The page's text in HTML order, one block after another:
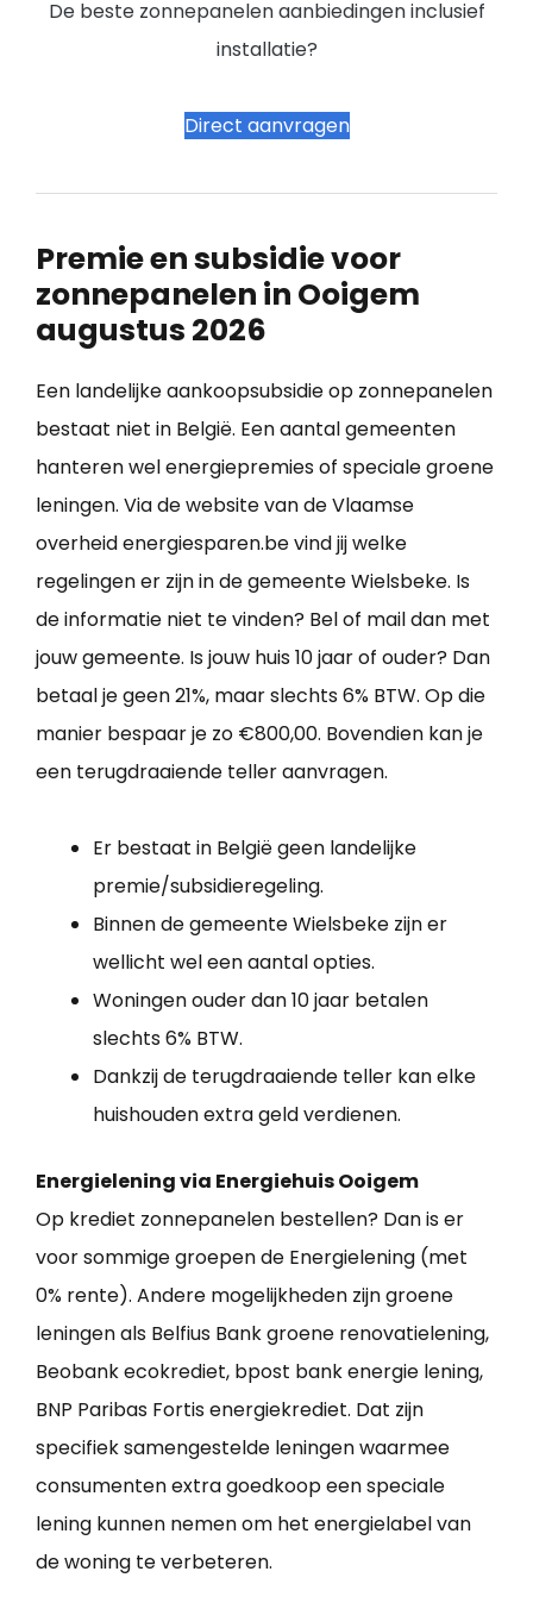
De beste zonnepanelen aanbiedingen inclusief
installatie?
Direct aanvragen
Premie en subsidie voor
zonnepanelen in Ooigem
augustus 2026
Een landelijke aankoopsubsidie op zonnepanelen
bestaat niet in België. Een aantal gemeenten
hanteren wel energiepremies of speciale groene
leningen. Via de website van de Vlaamse
overheid energiesparen.be vind jij welke
regelingen er zijn in de gemeente Wielsbeke. Is
de informatie niet te vinden? Bel of mail dan met
jouw gemeente. Is jouw huis 10 jaar of ouder? Dan
betaal je geen 21%, maar slechts 6% BTW. Op die
manier bespaar je zo €800,00. Bovendien kan je
een terugdraaiende teller aanvragen.
Er bestaat in België geen landelijke
premie/subsidieregeling.
Binnen de gemeente Wielsbeke zijn er
wellicht wel een aantal opties.
Woningen ouder dan 10 jaar betalen
slechts 6% BTW.
Dankzij de terugdraaiende teller kan elke
huishouden extra geld verdienen.
Energielening via Energiehuis Ooigem
Op krediet zonnepanelen bestellen? Dan is er
voor sommige groepen de Energielening (met
0% rente). Andere mogelijkheden zijn groene
leningen als Belfius Bank groene renovatielening,
Beobank ecokrediet, bpost bank energie lening,
BNP Paribas Fortis energiekrediet. Dat zijn
specifiek samengestelde leningen waarmee
consumenten extra goedkoop een speciale
lening kunnen nemen om het energielabel van
de woning te verbeteren.